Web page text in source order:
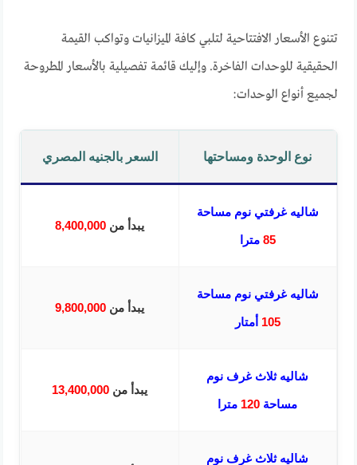
تتنوع الأسعار الافتتاحية لتلبي كافة الميزانيات وتواكب القيمة
الحقيقية للوحدات الفاخرة. وإليك قائمة تفصيلية بالأسعار المطروحة
لجميع أنواع الوحدات:
نوع الوحدة ومساحتها السعر بالجنيه المصري
شاليه غرفتي نوم مساحة
85 مترا
يبدأ من 8,400,000
شاليه غرفتي نوم مساحة
105 أمتار
يبدأ من 9,800,000
شاليه ثلاث غرف نوم
مساحة 120 مترا
يبدأ من 13,400,000
شاليه ثلاث غرف نوم